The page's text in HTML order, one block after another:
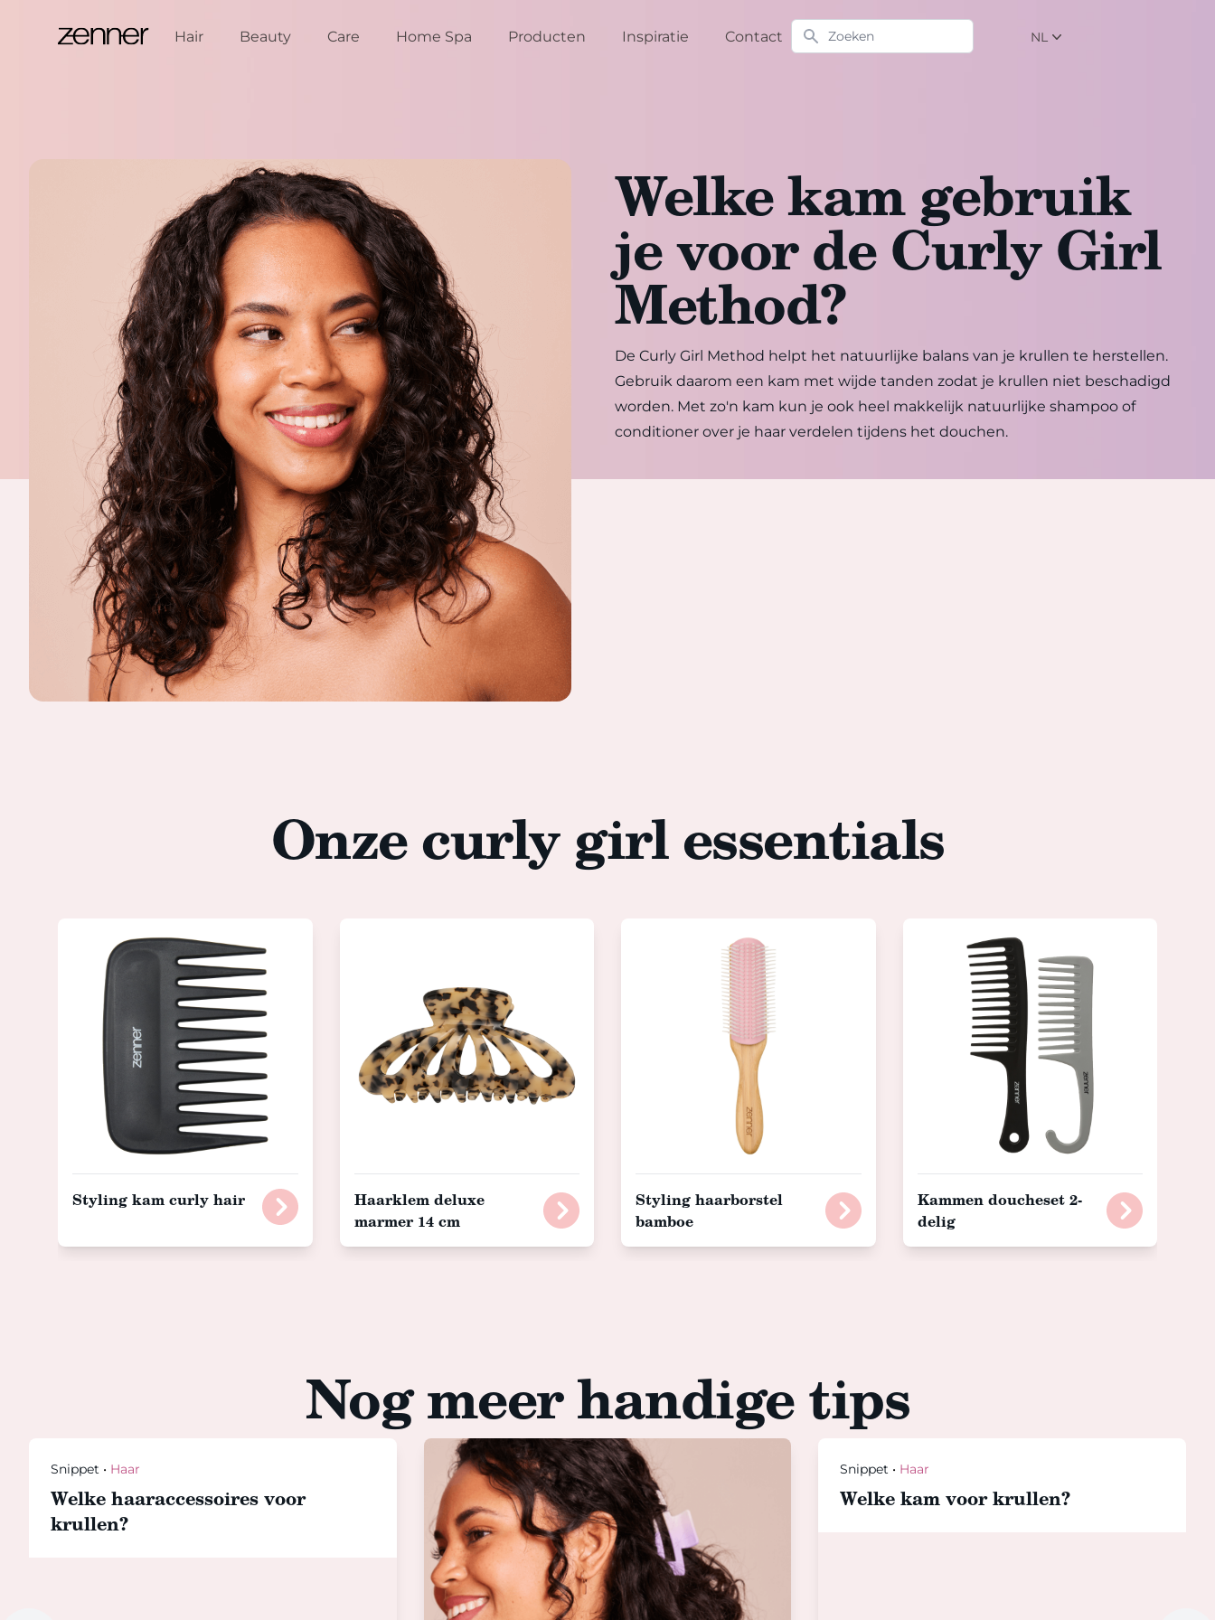
Hair
Beauty Care Home Spa Producten Inspiratie Contact Zoeken NL NL
Welke kam gebruik
je voor de Curly Girl
Method?
De Curly Girl Method helpt het natuurlijke balans van je krullen te herstellen.
Gebruik daarom een kam met wijde tanden zodat je krullen niet beschadigd
worden. Met zo'n kam kun je ook heel makkelijk natuurlijke shampoo of
conditioner over je haar verdelen tijdens het douchen.
Onze curly girl essentials
Styling kam curly hair
Haarklem deluxe
marmer 14 cm
Styling haarborstel
bamboe
Kammen doucheset 2-
delig
Nog meer handige tips
Snippet • Haar
Welke haaraccessoires voor
krullen?
Snippet • Haar
Welke kam voor krullen?